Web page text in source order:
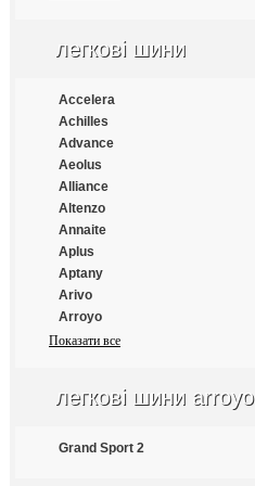
Armforce
Atlander
Aufine
Austone
Autogrip
Barum
Benton
Bestrich
BFGoodrich
Blacklion
Bontyre
Boto
Bridgestone
Changfeng
Compasal
легкові шини
Accelera
Achilles
Advance
Aeolus
Alliance
Altenzo
Annaite
Aplus
Aptany
Arivo
Arroyo
Atlander
Austone
Bars
Показати все
легкові шини arroyo
Grand Sport 2